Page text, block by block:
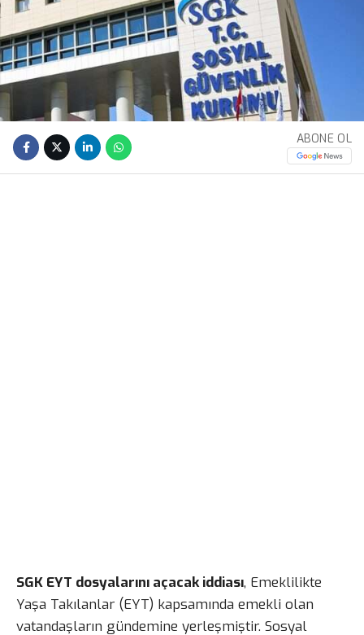
ABONE OL
SGK EYT dosyalarını açacak iddiası, Emeklilikte
Yaşa Takılanlar (EYT) kapsamında emekli olan
vatandaşların gündemine yerleşmiştir. Sosyal